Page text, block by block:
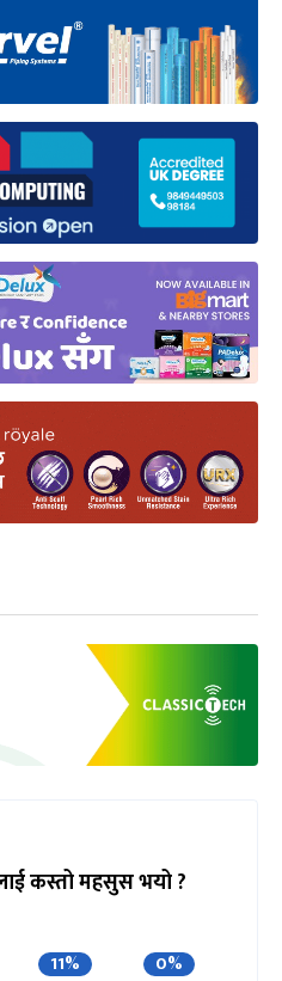
कस्तो महसुस भयो ?
11% 0%